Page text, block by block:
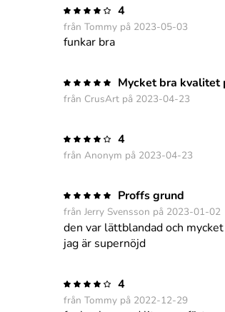
4
från Tommy på 2023-05-03
funkar bra
Mycket bra kvalitet
från CrusArt på 2023-04-23
4
från Anonym på 2023-04-23
Proffs grund
från Jerry Svensson på 2023-01-02
den var lättblandad och
jag är supernöjd
4
från Tommy på 2022-12-29